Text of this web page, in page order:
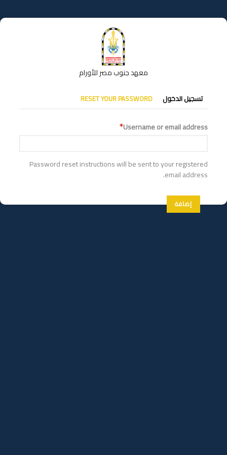
إلى
المحتوى
معهد جنوب مصر للأورام
التبويبات
الأساسية
تسجيل الدخول RESET YOUR PASSWORD
Username or email address
Password reset instructions will be sent to your registered
email address.